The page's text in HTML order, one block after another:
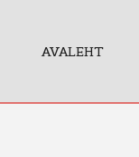
AVALEHT